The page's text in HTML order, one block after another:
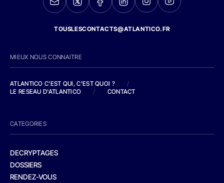
TOUSLESCONTACTS@ATLANTICO.FR
MIEUX NOUS CONNAITRE
ATLANTICO C'EST QUI, C'EST QUOI ?
/
LE RESEAU D'ATLANTICO
/ CONTACT
CATEGORIES
DECRYPTAGES
DOSSIERS
RENDEZ-VOUS